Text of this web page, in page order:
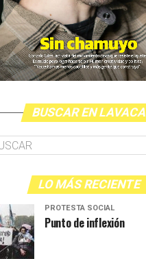
BUSCAR EN LAVACA
LO MÁS RECIENTE
PROTESTA SOCIAL
Punto de inflexión